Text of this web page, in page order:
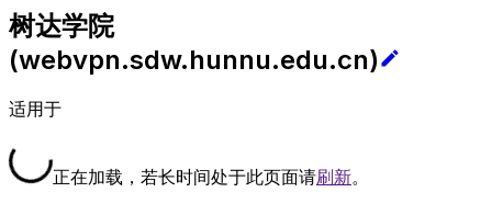
树达学院
(webvpn.sdw.hunnu.edu.cn)
适用于
正在加载，若长时间处于此页面请刷新。